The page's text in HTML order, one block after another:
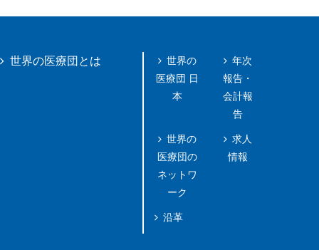
世界の医療団とは
世界の
医療団 日
本
世界の
医療団の
ネットワ
ーク
沿革
年次
報告・
会計報
告
求人
情報